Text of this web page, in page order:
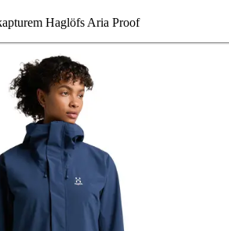
Haglöfs Aria Proof